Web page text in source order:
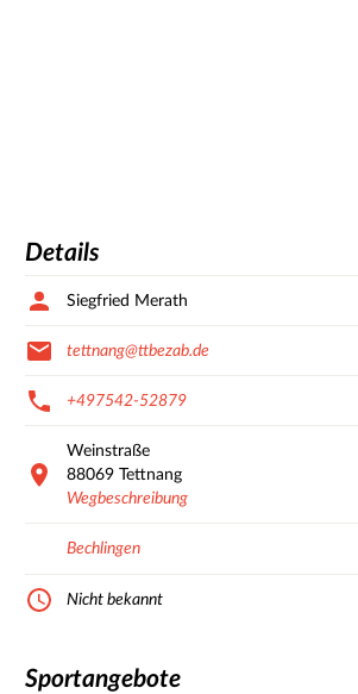
Details
Siegfried Merath
tettnang@ttbezab.de
+497542-52879
Weinstraße
88069 Tettnang
Wegbeschreibung
Bechlingen
Nicht bekannt
Sportangebote